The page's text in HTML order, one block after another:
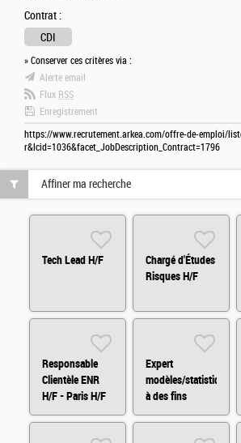
Contrat :
CDI
» Conserver ces critères via :
Alerte email
Flux RSS
Enregistrement
https://www.recrutement.arkea.com/offre-de-emploi/
r&lcid=1036&facet_JobDescription_Contract=1796
Tech Lead H/F
Chargé d'Études
Risques H/F
Responsable
Clientèle ENR
H/F - Paris H/F
Expert
modèles/statistiques
à des fins
d'audit H/F
Affiner ma recherche